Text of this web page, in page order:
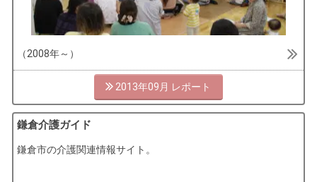
（2008年～）
2013年09月
鎌倉介護ガイド
鎌倉市の介護関連情報サイト。